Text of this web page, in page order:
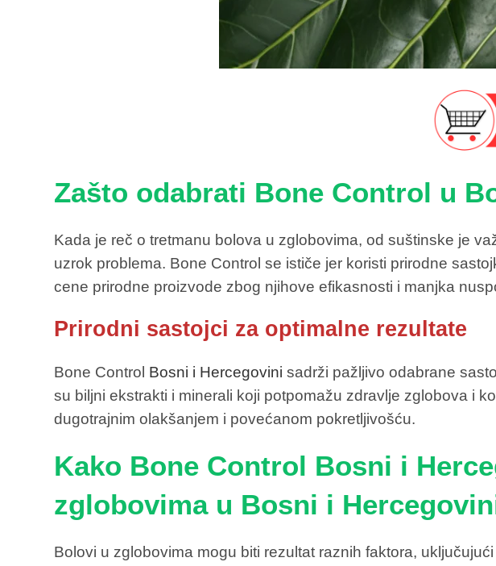
Zašto odabrati Bone Control u
Kada je reč o tretmanu bolova u zglobovima, od suštinske je
uzrok problema. Bone Control se ističe jer koristi prirodne
cene prirodne proizvode zbog njihove efikasnosti i manjka
Prirodni sastojci za optimalne rezultate
Bone Control Bosni i Hercegovini sadrži pažljivo odabrane
su biljni ekstrakti i minerali koji potpomažu zdravlje zglobova i
dugotrajnim olakšanjem i povećanom pokretljivošću.
Kako Bone Control Bosni i
zglobovima u Bosni i
Bolovi u zglobovima mogu biti rezultat raznih faktora,